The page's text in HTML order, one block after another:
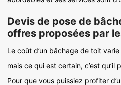
Devis de pose de
offres proposées par
Le coût d’un bâchage de toit
mais ce qui est certain, c’est qu’il
Pour que vous puissiez profiter